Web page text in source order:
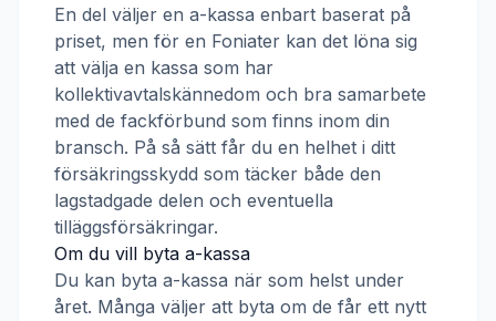
En del väljer en a-kassa enbart baserat på
priset, men för en Foniater kan det löna sig
att välja en kassa som har
kollektivavtalskännedom och bra samarbete
med de fackförbund som finns inom din
bransch. På så sätt får du en helhet i ditt
försäkringsskydd som täcker både den
lagstadgade delen och eventuella
tilläggsförsäkringar.
Om du vill byta a-kassa
Du kan byta a-kassa när som helst under
året. Många väljer att byta om de får ett nytt